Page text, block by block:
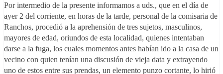
Por intermedio de la presente informamos a uds., que en el día de
ayer 2 del corriente, en horas de la tarde, personal de la comisaria de
Ranchos, procedió a la aprehensión de tres sujetos, masculinos,
mayores de edad, oriundos de esta localidad, quienes intentaban
darse a la fuga, los cuales momentos antes habían ido a la casa de un
vecino con quien tenían una discusión de vieja data y extrayendo
uno de estos entre sus prendas, un elemento punzo cortante, lo hirió